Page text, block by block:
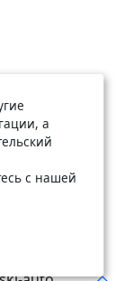
а
с нашей